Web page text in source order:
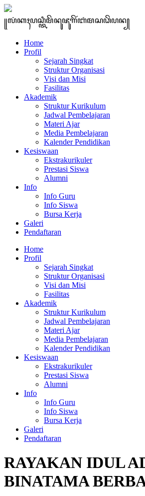
꧋ꦭꦁꦏꦃꦥꦱ꧀ꦠꦶꦩꦼꦤꦸꦗꦸꦒꦼꦂꦧꦁꦩꦱꦣꦼꦥꦤ꧀
Home
Profil
Sejarah Singkat
Struktur Organisasi
Visi dan Misi
Fasilitas
Akademik
Struktur Kurikulum
Jadwal Pembelajaran
Materi Ajar
Media Pembelajaran
Kalender Pendidikan
Kesiswaan
Ekstrakurikuler
Prestasi Siswa
Alumni
Info
Info Guru
Info Siswa
Bursa Kerja
Galeri
Pendaftaran
Home
Profil
Sejarah Singkat
Struktur Organisasi
Visi dan Misi
Fasilitas
Akademik
Struktur Kurikulum
Jadwal Pembelajaran
Materi Ajar
Media Pembelajaran
Kalender Pendidikan
Kesiswaan
Ekstrakurikuler
Prestasi Siswa
Alumni
Info
Info Guru
Info Siswa
Bursa Kerja
Galeri
Pendaftaran
RAYAKAN IDUL
BINATAMA